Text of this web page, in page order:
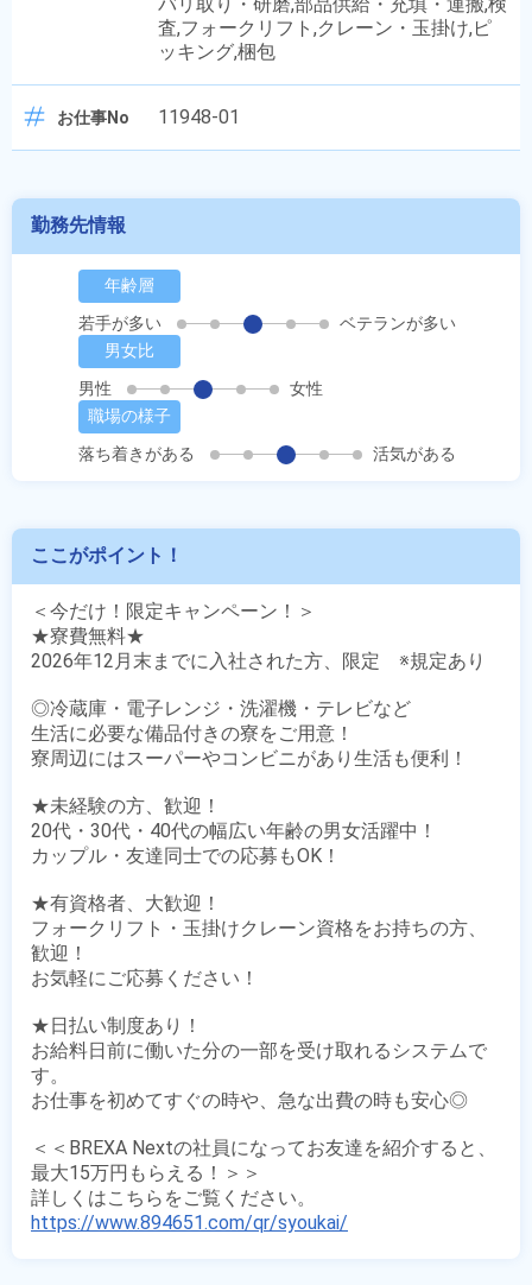
査,フォークリフト,クレーン・玉掛け,ピ
ッキング,梱包
お仕事No 11948-01
勤務先情報
年齢層
若手が多い
ベテランが多い
男女比
男性
女性
職場の様子
落ち着きがある
活気がある
ここがポイント！
＜今だけ！限定キャンペーン！＞
★寮費無料★
2026年12月末までに入社された方、限定　※規定あり
◎冷蔵庫・電子レンジ・洗濯機・テレビなど
生活に必要な備品付きの寮をご用意！
寮周辺にはスーパーやコンビニがあり生活も便利！
★未経験の方、歓迎！
20代・30代・40代の幅広い年齢の男女活躍中！
カップル・友達同士での応募もOK！
★有資格者、大歓迎！
フォークリフト・玉掛けクレーン資格をお持ちの方、
歓迎！
お気軽にご応募ください！
★日払い制度あり！
お給料日前に働いた分の一部を受け取れるシステムで
す。
お仕事を初めてすぐの時や、急な出費の時も安心◎
＜＜BREXA Nextの社員になってお友達を紹介すると、
最大15万円もらえる！＞＞
https://www.894651.com/qr/syoukai/